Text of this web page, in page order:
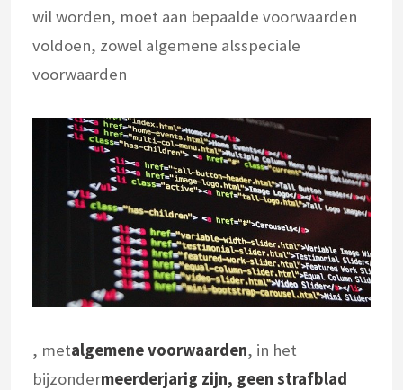
wil worden, moet aan bepaalde voorwaarden
voldoen, zowel algemene alsspeciale
voorwaarden
, metalgemene voorwaarden, in het
bijzondermeerderjarig zijn, geen strafblad